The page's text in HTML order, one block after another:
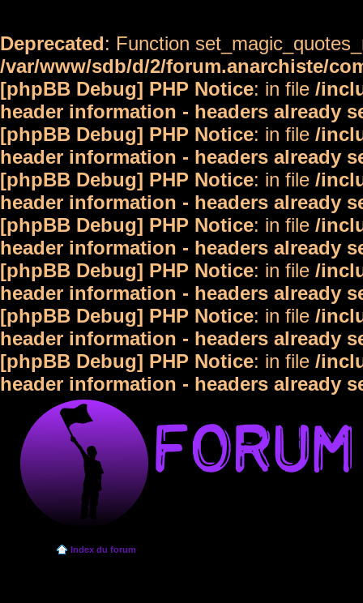
Deprecated: Function
/var/www/sdb/d/2/forum.anarchiste/
[phpBB Debug] PHP Notice: in file /
header information - headers already
[phpBB Debug] PHP Notice: in file /
header information - headers already
[phpBB Debug] PHP Notice: in file /
header information - headers already
[phpBB Debug] PHP Notice: in file /
header information - headers already
[phpBB Debug] PHP Notice: in file /
header information - headers already
[phpBB Debug] PHP Notice: in file /
header information - headers already
[phpBB Debug] PHP Notice: in file /
header information - headers already
Index du forum